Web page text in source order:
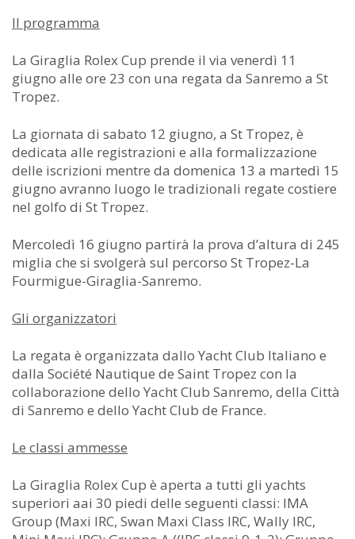
Il programma
La Giraglia Rolex Cup prende il via venerdì 11
giugno alle ore 23 con una regata da Sanremo a St
Tropez.
La giornata di sabato 12 giugno, a St Tropez, è
dedicata alle registrazioni e alla formalizzazione
delle iscrizioni mentre da domenica 13 a martedì 15
giugno avranno luogo le tradizionali regate costiere
nel golfo di St Tropez.
Mercoledì 16 giugno partirà la prova d’altura di 245
miglia che si svolgerà sul percorso St Tropez-La
Fourmigue-Giraglia-Sanremo.
Gli organizzatori
La regata è organizzata dallo Yacht Club Italiano e
dalla Société Nautique de Saint Tropez con la
collaborazione dello Yacht Club Sanremo, della Città
di Sanremo e dello Yacht Club de France.
Le classi ammesse
La Giraglia Rolex Cup è aperta a tutti gli yachts
superiori aai 30 piedi delle seguenti classi: IMA
Group (Maxi IRC, Swan Maxi Class IRC, Wally IRC,